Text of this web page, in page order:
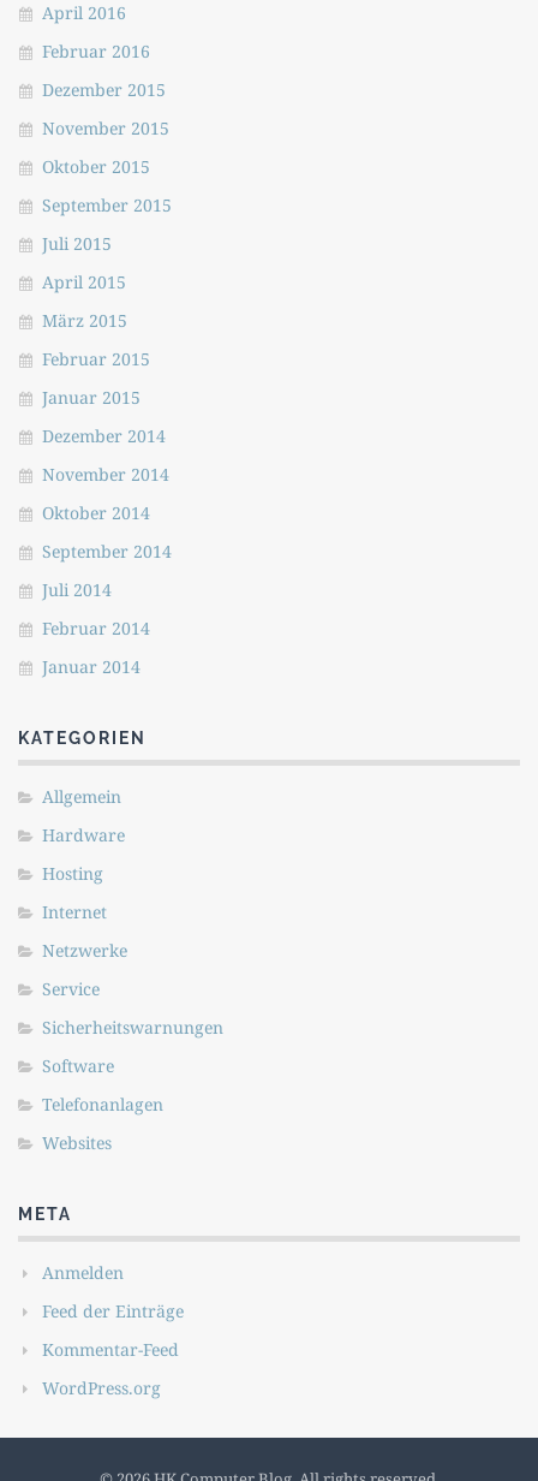
April 2016
Februar 2016
Dezember 2015
November 2015
Oktober 2015
September 2015
Juli 2015
April 2015
März 2015
Februar 2015
Januar 2015
Dezember 2014
November 2014
Oktober 2014
September 2014
Juli 2014
Februar 2014
Januar 2014
KATEGORIEN
Allgemein
Hardware
Hosting
Internet
Netzwerke
Service
Sicherheitswarnungen
Software
Telefonanlagen
Websites
META
Anmelden
Feed der Einträge
Kommentar-Feed
WordPress.org